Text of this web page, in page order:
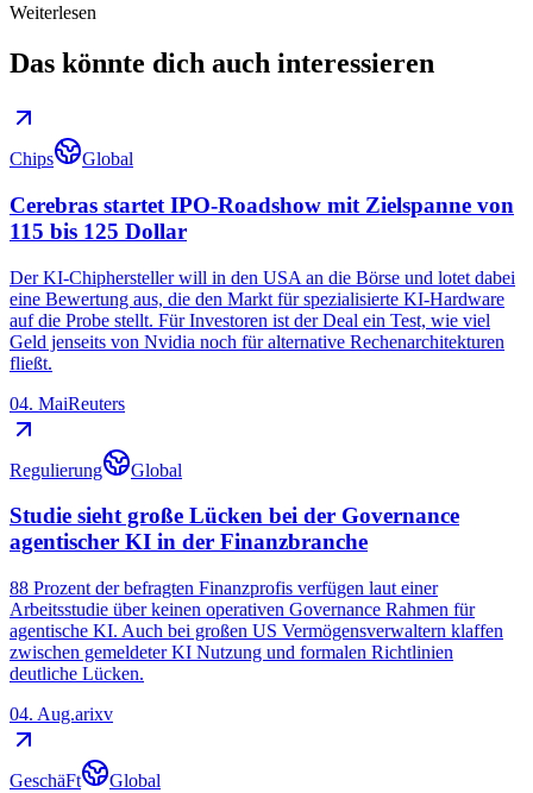
Weiterlesen
Das könnte dich auch interessieren
Chips Global
Cerebras startet IPO-Roadshow mit Zielspanne von
115 bis 125 Dollar
Der KI-Chiphersteller will in den USA an die Börse und lotet dabei
eine Bewertung aus, die den Markt für spezialisierte KI-Hardware
auf die Probe stellt. Für Investoren ist der Deal ein Test, wie viel
Geld jenseits von Nvidia noch für alternative Rechenarchitekturen
fließt.
04. MaiReuters
Regulierung Global
Studie sieht große Lücken bei der Governance
agentischer KI in der Finanzbranche
88 Prozent der befragten Finanzprofis verfügen laut einer
Arbeitsstudie über keinen operativen Governance Rahmen für
agentische KI. Auch bei großen US Vermögensverwaltern klaffen
zwischen gemeldeter KI Nutzung und formalen Richtlinien
deutliche Lücken.
04. Aug.arixv
GeschäFt Global